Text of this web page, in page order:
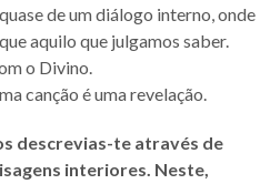
de um diálogo interno, onde
aquilo que julgamos saber.
o Divino.
canção é uma revelação.
descrevias-te através de
interiores. Neste,